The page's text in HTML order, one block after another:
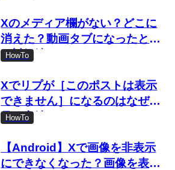
Xのメディア欄がない？どこに
消えた？動画タブになったとき
の対処法
HowTo
Xでリプが［このポストは表示
できません］になるのはなぜ？
見る方法は？
HowTo
【Android】Xで画像を非表示
にできなくなった？画像を表示